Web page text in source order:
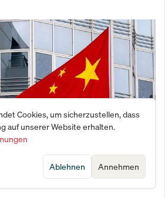
4,7% – unter Zielmarke und
Cookies, um sicherzustellen, dass
auf unserer Website erhalten.
Annehmen
Ablehnen